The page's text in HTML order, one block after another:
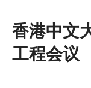
新闻中心
香港中文
工程会议